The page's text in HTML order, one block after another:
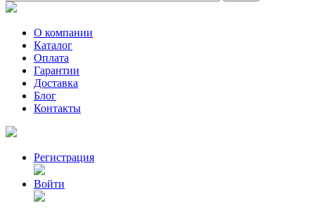
О компании
Каталог
Оплата
Гарантии
Доставка
Блог
Контакты
Регистрация
Войти